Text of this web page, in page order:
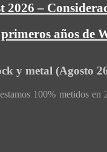
2026 –
años de
y metal (Agosto
100% metidos en